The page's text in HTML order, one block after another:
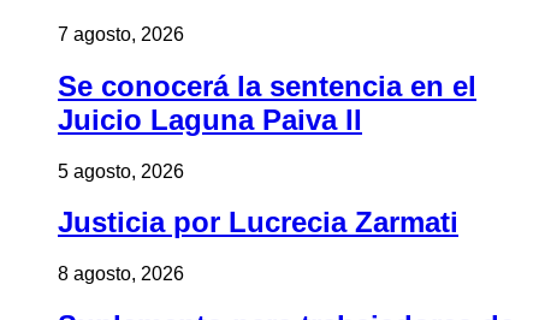
7 agosto, 2026
Se conocerá la sentencia en el
Juicio Laguna Paiva II
5 agosto, 2026
Justicia por Lucrecia Zarmati
8 agosto, 2026